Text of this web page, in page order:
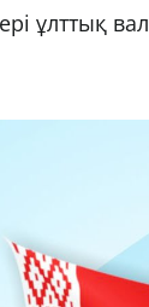
ұлттық